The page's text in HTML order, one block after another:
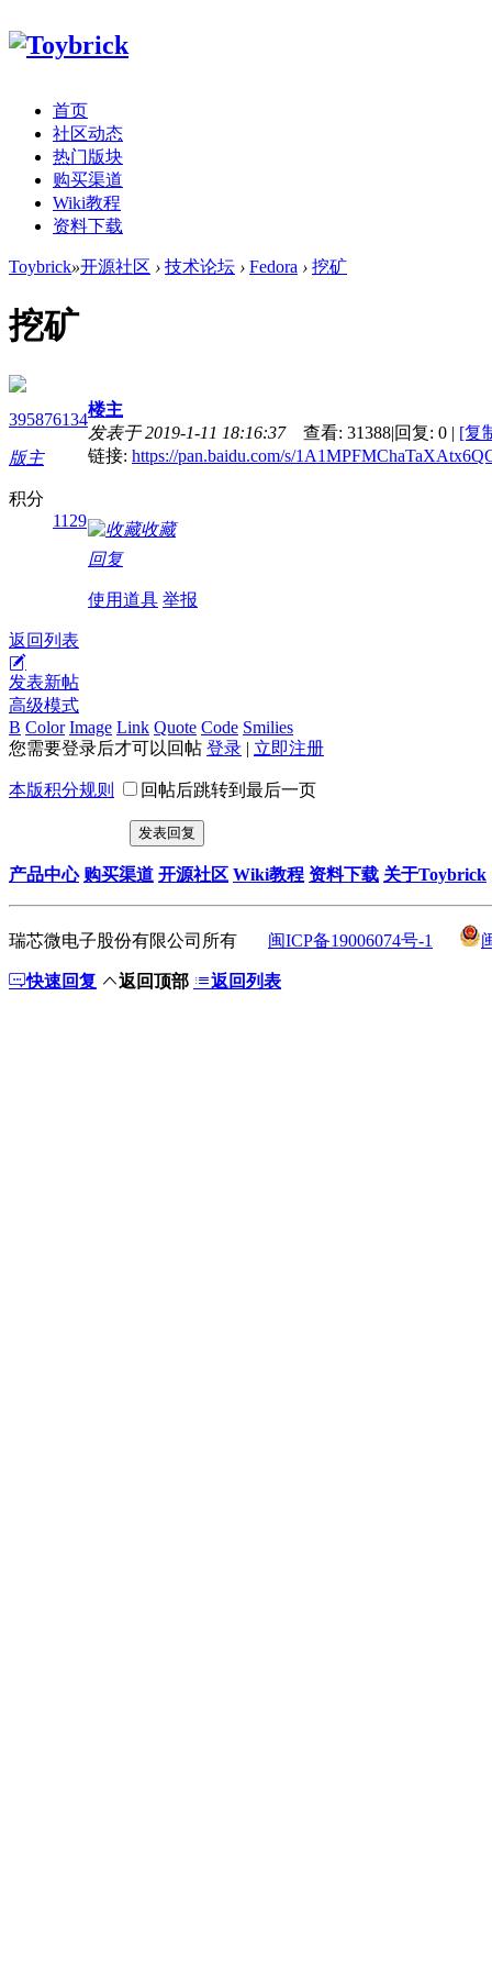
首页
社区动态
热门版块
购买渠道
Wiki教程
资料下载
Toybrick»开源社区 › 技术论坛 › Fedora › 挖矿
挖矿
395876134
版主
积分
1129
楼主
发表于 2019-1-11 18:16:37
查看: 31388|回复: 0 | [复
链接: https://pan.baidu.com/s/
收藏
回复
使用道具 举报
返回列表
发表新帖
高级模式
B Color Image Link Quote Code Smilies
您需要登录后才可以回帖 登录 | 立即注册
本版积分规则 回帖后跳转到最后一页
发表回复
产品中心 购买渠道 开源社区 Wiki教程 资料下载 关于Toybrick
瑞芯微电子股份有限公司所有 闽ICP备19006074号-1
快速回复 返回顶部 返回列表